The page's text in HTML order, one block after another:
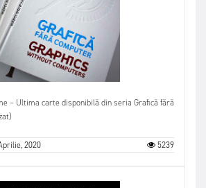
– Ultima carte disponibilă din seria Grafică fără
2020 5239